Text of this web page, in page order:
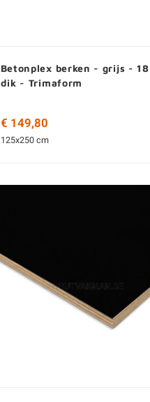
Betonplex berken - grijs - 18
dik - Trimaform
€ 149,80
125x250 cm